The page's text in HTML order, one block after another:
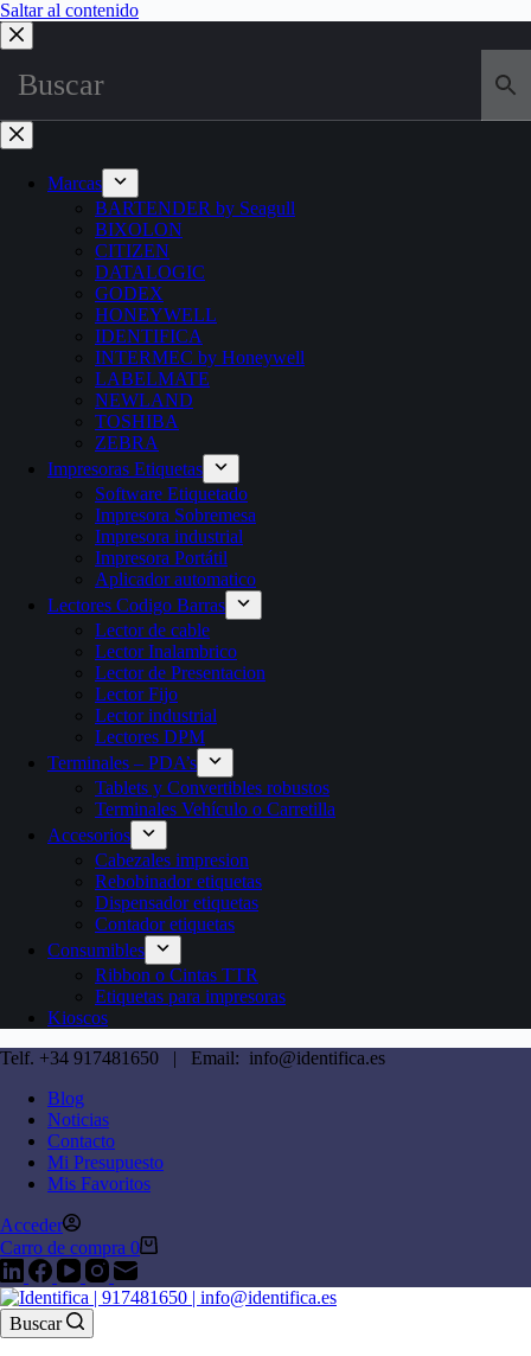
Saltar al contenido
Marcas
BARTENDER by Seagull
BIXOLON
CITIZEN
DATALOGIC
GODEX
HONEYWELL
IDENTIFICA
INTERMEC by Honeywell
LABELMATE
NEWLAND
TOSHIBA
ZEBRA
Impresoras Etiquetas
Software Etiquetado
Impresora Sobremesa
Impresora industrial
Impresora Portátil
Aplicador automatico
Lectores Codigo Barras
Lector de cable
Lector Inalambrico
Lector de Presentacion
Lector Fijo
Lector industrial
Lectores DPM
Terminales – PDA’s
Tablets y Convertibles robustos
Terminales Vehículo o Carretilla
Accesorios
Cabezales impresion
Rebobinador etiquetas
Dispensador etiquetas
Contador etiquetas
Consumibles
Ribbon o Cintas TTR
Etiquetas para impresoras
Kioscos
Telf. +34 917481650 | Email: info@identifica.es
Blog
Noticias
Contacto
Mi Presupuesto
Mis Favoritos
Acceder
Carro de compra 0
Buscar